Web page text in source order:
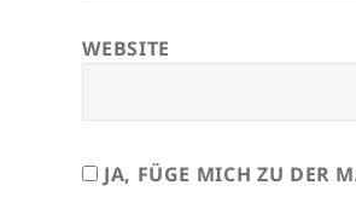
WEBSITE
JA, FÜGE MICH ZU DER